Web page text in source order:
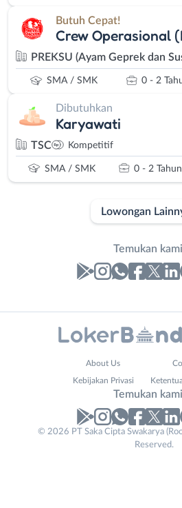
Butuh Cepat!
Crew Operasional
PREKSU (Ayam Geprek dan
SMA / SMK 0 - 2
Dibutuhkan
Karyawati
TSC Kompetitif
SMA / SMK 0 - 2 Tahun
Lowongan
Temukan
Lowongan
No. Telp /
About Us
Kebijakan Privasi
Temukan
© 2026 PT Saka Cipta Swakarya
Reserved.